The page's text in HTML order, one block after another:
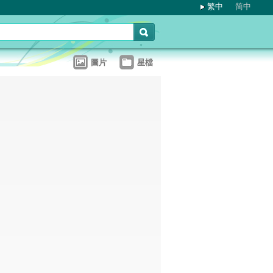
繁中 简中
圖片 星檔